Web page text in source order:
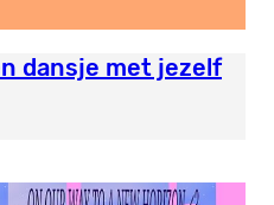
dansje met jezelf